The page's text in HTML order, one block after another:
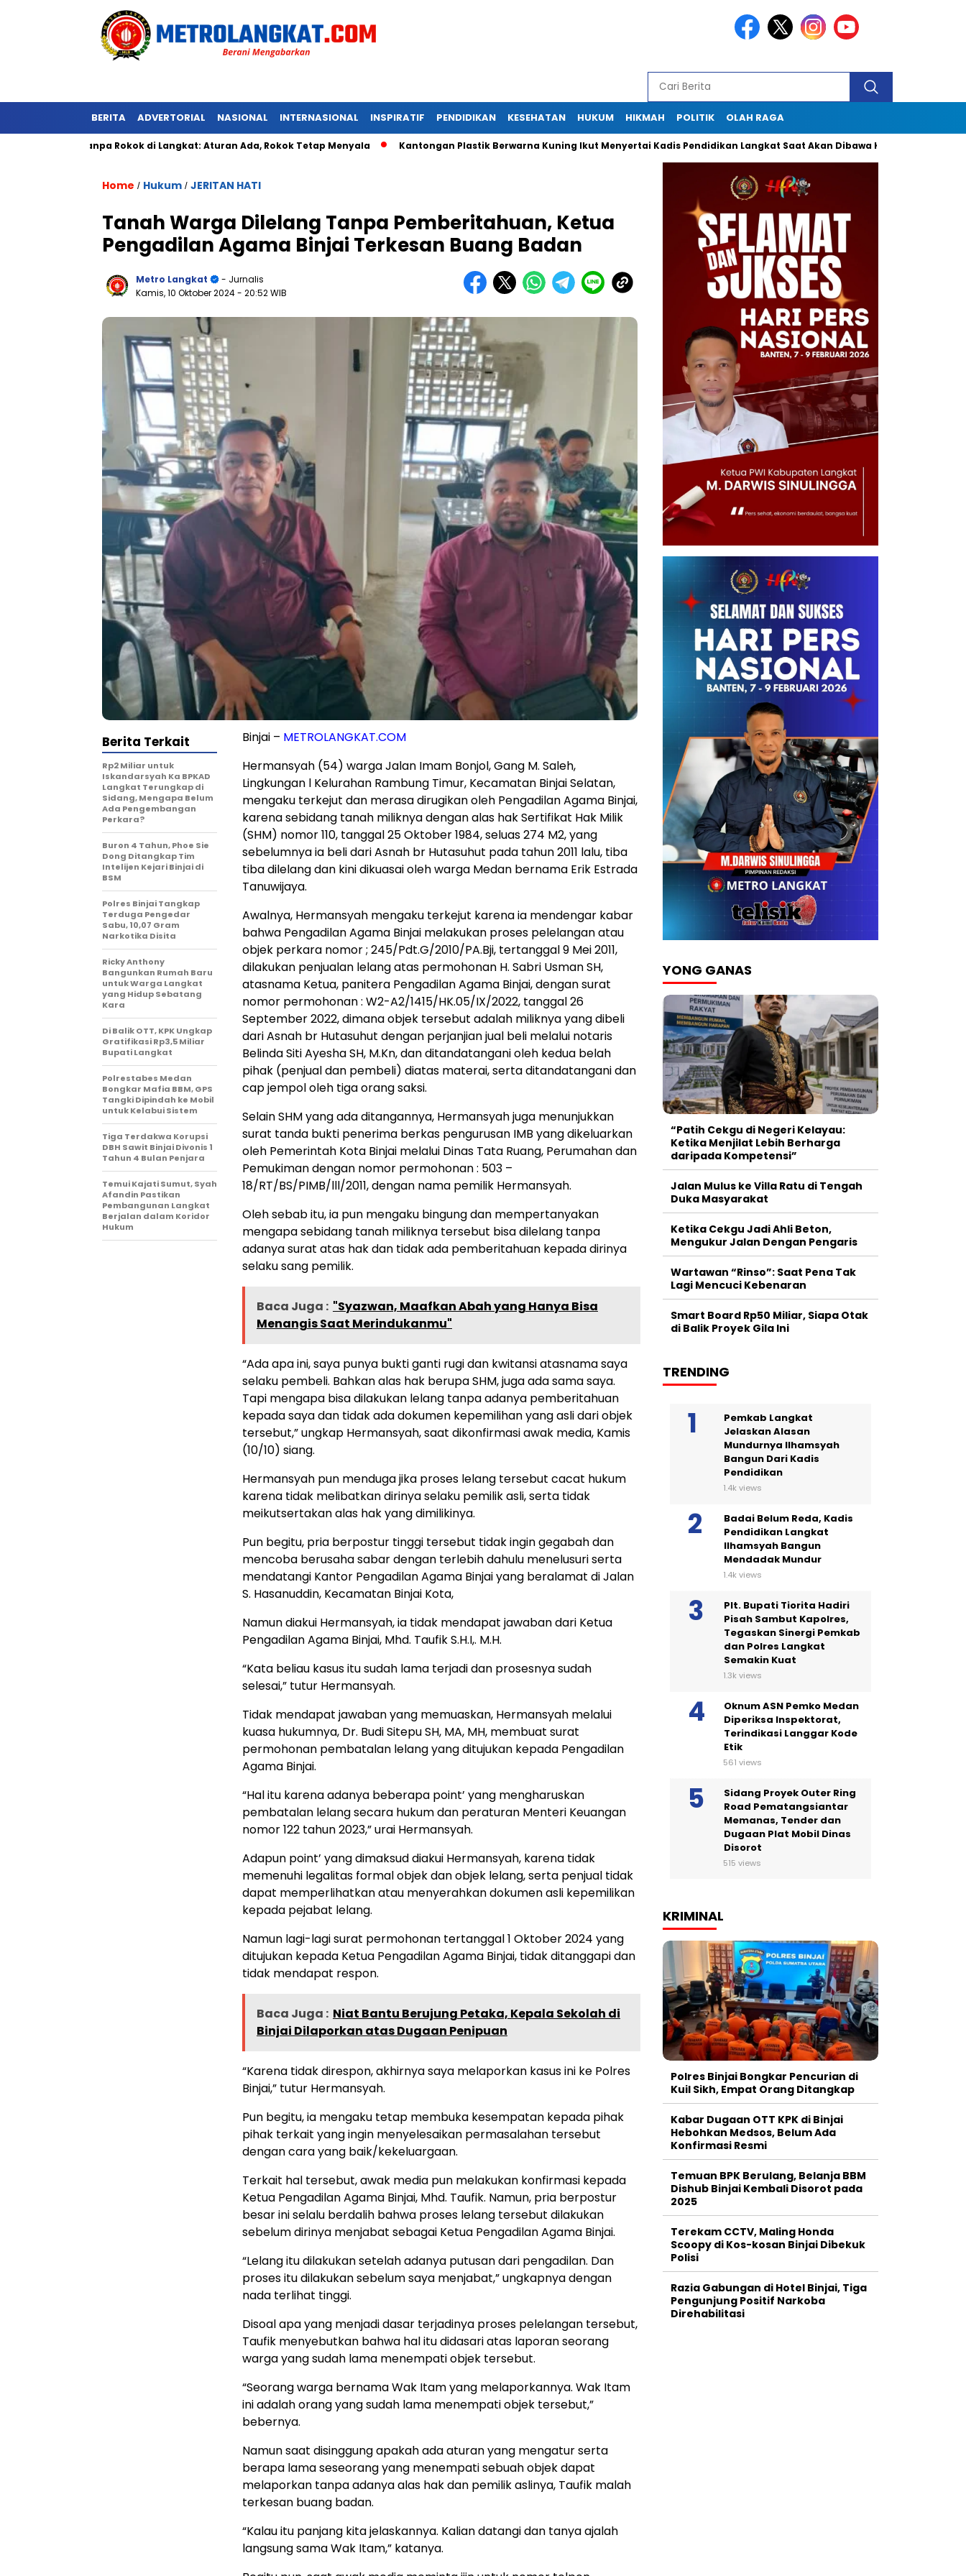
BERITA ADVERTORIAL NASIONAL INTERNASIONAL INSPIRATIF PENDIDIKAN KESEHATAN HUKUM HIKMAH POLITIK OLAH RAGA
Tanpa Rokok di Langkat: Aturan Ada, Rokok Tetap Menyala Kantongan Plastik Berwarna Kuning Ikut Menyertai Kadis Pendidikan Langkat Saat Akan Dibawa Ke Lapas
Home / Hukum / JERITAN HATI
Tanah Warga Dilelang Tanpa Pemberitahuan, Ketua
Pengadilan Agama Binjai Terkesan Buang Badan
Metro Langkat
- Jurnalis
Kamis, 10 Oktober 2024- 20:52 WIB
Binjai – METROLANGKAT.COM
Hermansyah (54) warga Jalan Imam Bonjol, Gang M. Saleh,
Lingkungan l Kelurahan Rambung Timur, Kecamatan Binjai Selatan,
mengaku terkejut dan merasa dirugikan oleh Pengadilan Agama Binjai,
karena sebidang tanah miliknya dengan alas hak Sertifikat Hak Milik
(SHM) nomor 110, tanggal 25 Oktober 1984, seluas 274 M2, yang
sebelumnya ia beli dari Asnah br Hutasuhut pada tahun 2011 lalu, tiba
tiba dilelang dan kini dikuasai oleh warga Medan bernama Erik Estrada
Tanuwijaya.
Awalnya, Hermansyah mengaku terkejut karena ia mendengar kabar
bahwa Pengadilan Agama Binjai melakukan proses pelelangan atau
objek perkara nomor ; 245/Pdt.G/2010/PA.Bji, tertanggal 9 Mei 2011,
dilakukan penjualan lelang atas permohonan H. Sabri Usman SH,
atasnama Ketua, panitera Pengadilan Agama Binjai, dengan surat
nomor permohonan : W2-A2/1415/HK.05/IX/2022, tanggal 26
September 2022, dimana objek tersebut adalah miliknya yang dibeli
dari Asnah br Hutasuhut dengan perjanjian jual beli melalui notaris
Belinda Siti Ayesha SH, M.Kn, dan ditandatangani oleh kedua belah
pihak (penjual dan pembeli) diatas materai, serta ditandatangani dan
cap jempol oleh tiga orang saksi.
Selain SHM yang ada ditangannya, Hermansyah juga menunjukkan
surat tanda bukti penerima berkas pengurusan IMB yang dikeluarkan
oleh Pemerintah Kota Binjai melalui Dinas Tata Ruang, Perumahan dan
Pemukiman dengan nomor permohonan : 503 –
18/RT/BS/PIMB/lll/2011, dengan nama pemilik Hermansyah.
Oleh sebab itu, ia pun mengaku bingung dan mempertanyakan
mengapa sebidang tanah miliknya tersebut bisa dilelang tanpa
adanya surat atas hak dan tidak ada pemberitahuan kepada dirinya
selaku sang pemilik.
Baca Juga : "Syazwan, Maafkan Abah yang Hanya Bisa
Menangis Saat Merindukanmu"
“Ada apa ini, saya punya bukti ganti rugi dan kwitansi atasnama saya
selaku pembeli. Bahkan alas hak berupa SHM, juga ada sama saya.
Tapi mengapa bisa dilakukan lelang tanpa adanya pemberitahuan
kepada saya dan tidak ada dokumen kepemilihan yang asli dari objek
tersebut,” ungkap Hermansyah, saat dikonfirmasi awak media, Kamis
(10/10) siang.
Hermansyah pun menduga jika proses lelang tersebut cacat hukum
karena tidak melibatkan dirinya selaku pemilik asli, serta tidak
meikutsertakan alas hak yang dimilikinya.
Pun begitu, pria berpostur tinggi tersebut tidak ingin gegabah dan
mencoba berusaha sabar dengan terlebih dahulu menelusuri serta
mendatangi Kantor Pengadilan Agama Binjai yang beralamat di Jalan
S. Hasanuddin, Kecamatan Binjai Kota,
Namun diakui Hermansyah, ia tidak mendapat jawaban dari Ketua
Pengadilan Agama Binjai, Mhd. Taufik S.H.I,. M.H.
“Kata beliau kasus itu sudah lama terjadi dan prosesnya sudah
selesai,” tutur Hermansyah.
Tidak mendapat jawaban yang memuaskan, Hermansyah melalui
kuasa hukumnya, Dr. Budi Sitepu SH, MA, MH, membuat surat
permohonan pembatalan lelang yang ditujukan kepada Pengadilan
Agama Binjai.
“Hal itu karena adanya beberapa point’ yang mengharuskan
pembatalan lelang secara hukum dan peraturan Menteri Keuangan
nomor 122 tahun 2023,” urai Hermansyah.
Adapun point’ yang dimaksud diakui Hermansyah, karena tidak
memenuhi legalitas formal objek dan objek lelang, serta penjual tidak
dapat memperlihatkan atau menyerahkan dokumen asli kepemilikan
kepada pejabat lelang.
Namun lagi-lagi surat permohonan tertanggal 1 Oktober 2024 yang
ditujukan kepada Ketua Pengadilan Agama Binjai, tidak ditanggapi dan
tidak mendapat respon.
Baca Juga : Niat Bantu Berujung Petaka, Kepala Sekolah di
Binjai Dilaporkan atas Dugaan Penipuan
“Karena tidak direspon, akhirnya saya melaporkan kasus ini ke Polres
Binjai,” tutur Hermansyah.
Pun begitu, ia mengaku tetap membuka kesempatan kepada pihak
pihak terkait yang ingin menyelesaikan permasalahan tersebut
dengan cara yang baik/kekeluargaan.
Terkait hal tersebut, awak media pun melakukan konfirmasi kepada
Ketua Pengadilan Agama Binjai, Mhd. Taufik. Namun, pria berpostur
besar ini selalu berdalih bahwa proses lelang tersebut dilakukan
sebelum dirinya menjabat sebagai Ketua Pengadilan Agama Binjai.
“Lelang itu dilakukan setelah adanya putusan dari pengadilan. Dan
proses itu dilakukan sebelum saya menjabat,” ungkapnya dengan
nada terlihat tinggi.
Disoal apa yang menjadi dasar terjadinya proses pelelangan tersebut,
Taufik menyebutkan bahwa hal itu didasari atas laporan seorang
warga yang sudah lama menempati objek tersebut.
“Seorang warga bernama Wak Itam yang melaporkannya. Wak Itam
ini adalah orang yang sudah lama menempati objek tersebut,”
bebernya.
Namun saat disinggung apakah ada aturan yang mengatur serta
berapa lama seseorang yang menempati sebuah objek dapat
melaporkan tanpa adanya alas hak dan pemilik aslinya, Taufik malah
terkesan buang badan.
“Kalau itu panjang kita jelaskannya. Kalian datangi dan tanya ajalah
langsung sama Wak Itam,” katanya.
Berita Terkait
Rp2 Miliar untuk
Iskandarsyah Ka BPKAD
Langkat Terungkap di
Sidang, Mengapa Belum
Ada Pengembangan
Perkara?
Buron 4 Tahun, Phoe Sie
Dong Ditangkap Tim
Intelijen Kejari Binjai di
BSM
Polres Binjai Tangkap
Terduga Pengedar
Sabu, 10,07 Gram
Narkotika Disita
Ricky Anthony
Bangunkan Rumah Baru
untuk Warga Langkat
yang Hidup Sebatang
Kara
Di Balik OTT, KPK Ungkap
Gratifikasi Rp3,5 Miliar
Bupati Langkat
Polrestabes Medan
Bongkar Mafia BBM, GPS
Tangki Dipindah ke Mobil
untuk Kelabui Sistem
Tiga Terdakwa Korupsi
DBH Sawit Binjai Divonis 1
Tahun 4 Bulan Penjara
Temui Kajati Sumut, Syah
Afandin Pastikan
Pembangunan Langkat
Berjalan dalam Koridor
Hukum
YONG GANAS
“Patih Cekgu di Negeri Kelayau:
Ketika Menjilat Lebih Berharga
daripada Kompetensi”
Jalan Mulus ke Villa Ratu di Tengah
Duka Masyarakat
Ketika Cekgu Jadi Ahli Beton,
Mengukur Jalan Dengan Pengaris
Wartawan “Rinso”: Saat Pena Tak
Lagi Mencuci Kebenaran
Smart Board Rp50 Miliar, Siapa Otak
di Balik Proyek Gila Ini
TRENDING
Pemkab Langkat
Jelaskan Alasan
Mundurnya Ilhamsyah
Bangun Dari Kadis
Pendidikan
1.4k views
Badai Belum Reda, Kadis
Pendidikan Langkat
Ilhamsyah Bangun
Mendadak Mundur
1.4k views
Plt. Bupati Tiorita Hadiri
Pisah Sambut Kapolres,
Tegaskan Sinergi Pemkab
dan Polres Langkat
Semakin Kuat
1.3k views
Oknum ASN Pemko Medan
Diperiksa Inspektorat,
Terindikasi Langgar Kode
Etik
561 views
Sidang Proyek Outer Ring
Road Pematangsiantar
Memanas, Tender dan
Dugaan Plat Mobil Dinas
Disorot
515 views
KRIMINAL
Polres Binjai Bongkar Pencurian di
Kuil Sikh, Empat Orang Ditangkap
Kabar Dugaan OTT KPK di Binjai
Hebohkan Medsos, Belum Ada
Konfirmasi Resmi
Temuan BPK Berulang, Belanja BBM
Dishub Binjai Kembali Disorot pada
2025
Terekam CCTV, Maling Honda
Scoopy di Kos-kosan Binjai Dibekuk
Polisi
Razia Gabungan di Hotel Binjai, Tiga
Pengunjung Positif Narkoba
Direhabilitasi